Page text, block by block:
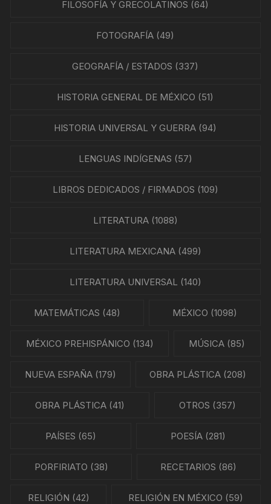
FILOSOFÍA Y GRECOLATINOS (64)
FOTOGRAFÍA (49)
GEOGRAFÍA / ESTADOS (337)
HISTORIA GENERAL DE MÉXICO (51)
HISTORIA UNIVERSAL Y GUERRA (94)
LENGUAS INDÍGENAS (57)
LIBROS DEDICADOS / FIRMADOS (109)
LITERATURA(1088)
LITERATURA MEXICANA(499)
LITERATURA UNIVERSAL (140)
MATEMÁTICAS (48) MÉXICO (1098)
MÉXICO PREHISPÁNICO (134) MÚSICA (85)
NUEVA ESPAÑA(179) OBRA PLÁSTICA (208)
OBRA PLÁSTICA (41) OTROS (357)
PAÍSES (65) POESÍA (281)
PORFIRIATO (38) RECETARIOS (86)
RELIGIÓN (42) RELIGIÓN EN MÉXICO (59)